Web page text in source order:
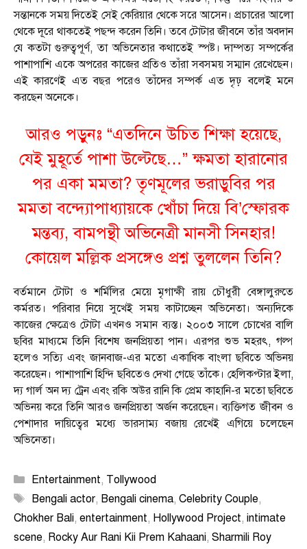
সন্তানকে সময় দিতেই সেই কেরিয়ার থেকে সরে আসেন। প্রচারের আলো
থেকে দূরে থাকতেই পছন্দ করেন তিনি। তবে টোটার জীবনে তাঁর অবদান
যে কতটা গুরুত্বপূর্ণ, তা অভিনেতার কথাতেই স্পষ্ট। দাম্পত্য সম্পর্কের
পাশাপাশি একে অপরের কাজের প্রতিও তাঁরা সবসময় সম্মান রেখেছেন।
এই কারণেই এত বছর পরেও তাঁদের সম্পর্ক এত দৃঢ় বলেই মনে
করছেন অনেকে।
আরও পড়ুনঃ “এতদিনে উচিত শিক্ষা হয়েছে,
যেই মুহূর্তে পাশা উল্টেছে…” ক্ষমতা হারানোর
পর একা মমতা? তৃণমূলের ভরাডুবির পর
মমতা বন্দ্যোপাধ্যায়কে খোঁচা দিয়ে বি’স্ফোরক
মন্তব্য, বামপন্থী অভিনেত্রী মানসী সিনহার!
কোয়েল মল্লিক প্রসঙ্গেও প্রশ্ন তুললেন তিনি?
বর্তমানে টোটা ও শর্মিলির মেয়ে মৃগাক্ষী রায় চৌধুরী বেঙ্গালুরুতে
কর্মরত। পরিবার নিয়ে সুখেই সময় কাটাচ্ছেন অভিনেতা। অন্যদিকে
কাজের ক্ষেত্রেও টোটা এখনও সমান ব্যস্ত। ২০০৩ সালে চোখের বালি
ছবির মাধ্যমে তিনি বিশেষ জনপ্রিয়তা পান। এরপর শুভ মহরৎ, গল্প
হলেও সত্যি এবং জানবাজ-এর মতো একাধিক বাংলা ছবিতে অভিনয়
করেছেন। পাশাপাশি হিন্দি ছবিতেও দেখা গেছে তাঁকে। হেলিকপ্টার ইলা,
দ্য গার্ল অন দ্য ট্রেন এবং রকি অউর রানি কি প্রেম কাহানি-র মতো ছবিতে
অভিনয় করে তিনি আরও জনপ্রিয়তা অর্জন করেছেন। ব্যক্তিগত জীবন ও
পেশাদার দায়িত্বের মধ্যে ভারসাম্য বজায় রেখেই এগিয়ে চলেছেন
অভিনেতা।
Categories
Entertainment, Tollywood
Tags
Bengali actor, Bengali cinema, Celebrity Couple,
Chokher Bali, entertainment, Hollywood Project, intimate
scene, Rocky Aur Rani Kii Prem Kahaani, Sharmili Roy